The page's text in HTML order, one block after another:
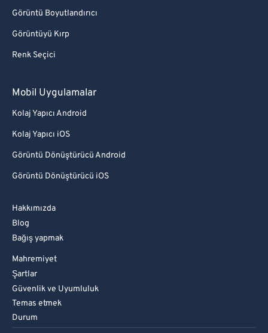
Görüntü Boyutlandırıcı
Görüntüyü Kırp
Renk Seçici
Mobil Uygulamalar
Kolaj Yapıcı Android
Kolaj Yapıcı iOS
Görüntü Dönüştürücü Android
Görüntü Dönüştürücü iOS
Hakkımızda
Blog
Bağış yapmak
Mahremiyet
Şartlar
Güvenlik ve Uyumluluk
Temas etmek
Durum